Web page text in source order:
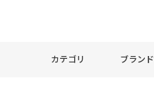
カテゴリ ブランド